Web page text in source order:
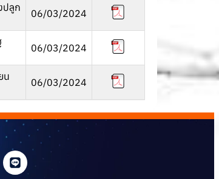
ปลูก
06/03/2024
06/03/2024
น
06/03/2024